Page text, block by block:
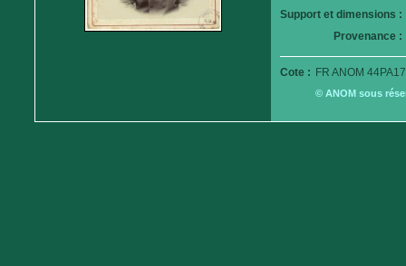
Support et dimensions :
Provenance :
Cote : FR ANOM
© ANOM sous